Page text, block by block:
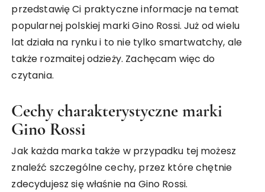
przedstawię Ci praktyczne informacje na temat
popularnej polskiej marki Gino Rossi. Już od wielu
lat działa na rynku i to nie tylko smartwatchy, ale
także rozmaitej odzieży. Zachęcam więc do
czytania.
Cechy charakterystyczne marki
Gino Rossi
Jak każda marka także w przypadku tej możesz
znaleźć szczególne cechy, przez które chętnie
zdecydujesz się właśnie na Gino Rossi.